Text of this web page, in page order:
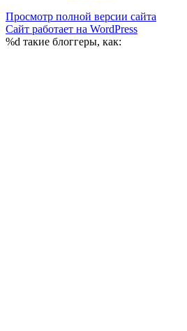
Просмотр полной версии сайта
Сайт работает на WordPress
%d такие блоггеры, как: